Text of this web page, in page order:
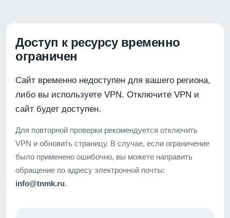
Доступ к ресурсу временно
ограничен
Сайт временно недоступен для вашего региона,
либо вы используете VPN. Отключите VPN и
сайт будет доступен.
Для повторной проверки рекомендуется отключить
VPN и обновить страницу. В случае, если ограничение
было применено ошибочно, вы можете направить
обращение по адресу электронной почты:
info@tnmk.ru.